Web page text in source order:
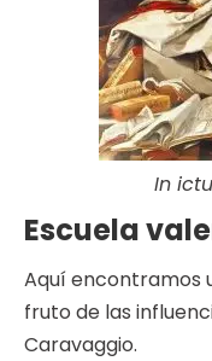
In
Escuela
Aquí encontramos
fruto de las
Caravaggio.